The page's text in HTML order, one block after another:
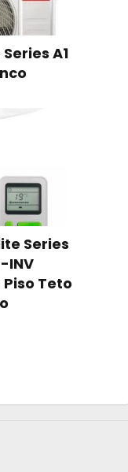
A1
Series
INV
Teto